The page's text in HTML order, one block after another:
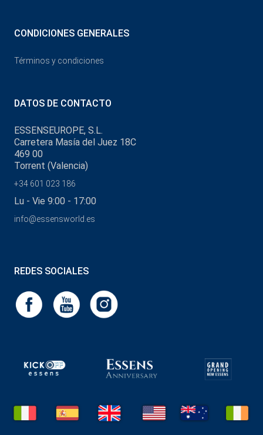
CONDICIONES GENERALES
Términos y condiciones
DATOS DE CONTACTO
ESSENSEUROPE, S.L.
Carretera Masía del Juez 18C
469 00
Torrent (Valencia)
+34 601 023 186
Lu - Vie 9:00 - 17:00
info@essensworld.es
REDES SOCIALES